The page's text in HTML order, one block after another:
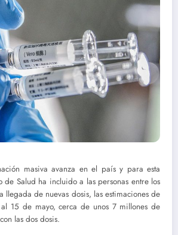
masiva avanza en el país y para esta
de Salud ha incluido a las personas entre los
de nuevas dosis, las estimaciones de
15 de mayo, cerca de unos 7 millones de
las dos dosis.